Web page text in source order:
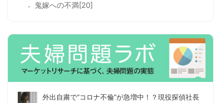
鬼嫁への不満[20]
外出自粛で“コロナ不倫”が急増中！？現役探偵社長